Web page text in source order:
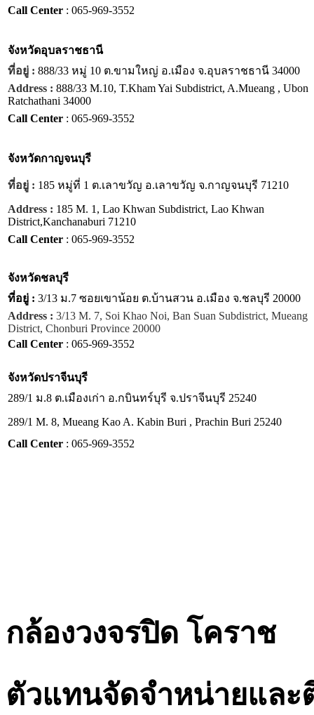
Call Center : 065-969-3552
จังหวัดอุบลราชธานี
ที่อยู่ : 888/33 หมู่ 10 ต.ขามใหญ่ อ.เมือง จ.อุบลราชธานี 34000
Address : 888/33 M.10, T.Kham Yai Subdistrict, A.Mueang , Ubon
Ratchathani 34000
Call Center : 065-969-3552
จังหวัดกาญจนบุรี
ที่อยู่ : 185 หมู่ที่ 1 ต.เลาขวัญ อ.เลาขวัญ จ.กาญจนบุรี 71210
Address : 185 M. 1, Lao Khwan Subdistrict, Lao Khwan
District,Kanchanaburi 71210
Call Center : 065-969-3552
จังหวัดชลบุรี
ที่อยู่ : 3/13 ม.7 ซอยเขาน้อย ต.บ้านสวน อ.เมือง จ.ชลบุรี 20000
Address : 3/13 M. 7, Soi Khao Noi, Ban Suan Subdistrict, Mueang
District, Chonburi Province 20000
Call Center : 065-969-3552
จังหวัดปราจีนบุรี
289/1 ม.8 ต.เมืองเก่า อ.กบินทร์บุรี จ.ปราจีนบุรี 25240
289/1 M. 8, Mueang Kao A. Kabin Buri , Prachin Buri 25240
Call Center : 065-969-3552
กล้องวงจรปิด โคราช
ตัวแทนจัดจำหน่ายและ